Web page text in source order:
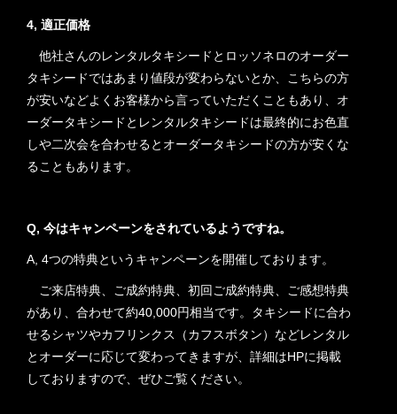
4, 適正価格
他社さんのレンタルタキシードとロッソネロのオーダー
タキシードではあまり値段が変わらないとか、こちらの方
が安いなどよくお客様から言っていただくこともあり、オ
ーダータキシードとレンタルタキシードは最終的にお色直
しや二次会を合わせるとオーダータキシードの方が安くな
ることもあります。
Q, 今はキャンペーンをされているようですね。
A, 4つの特典というキャンペーンを開催しております。
ご来店特典、ご成約特典、初回ご成約特典、ご感想特典
があり、合わせて約40,000円相当です。タキシードに合わ
せるシャツやカフリンクス（カフスボタン）などレンタル
とオーダーに応じて変わってきますが、詳細はHPに掲載
しておりますので、ぜひご覧ください。